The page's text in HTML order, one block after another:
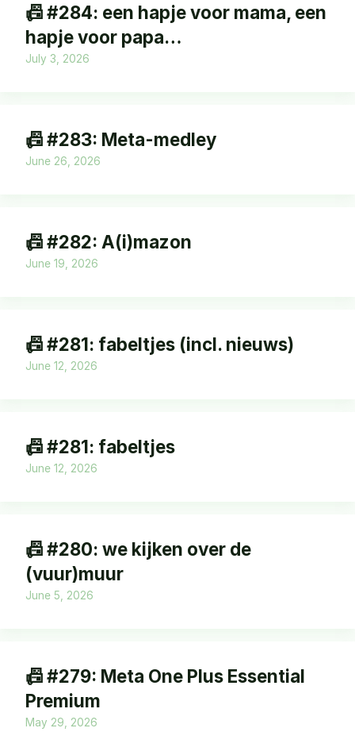
📠 #284: een hapje voor mama, een
hapje voor papa…
July 3, 2026
📠 #283: Meta-medley
June 26, 2026
📠 #282: A(i)mazon
June 19, 2026
📠 #281: fabeltjes (incl. nieuws)
June 12, 2026
📠 #281: fabeltjes
June 12, 2026
📠 #280: we kijken over de
(vuur)muur
June 5, 2026
📠 #279: Meta One Plus Essential
Premium
May 29, 2026